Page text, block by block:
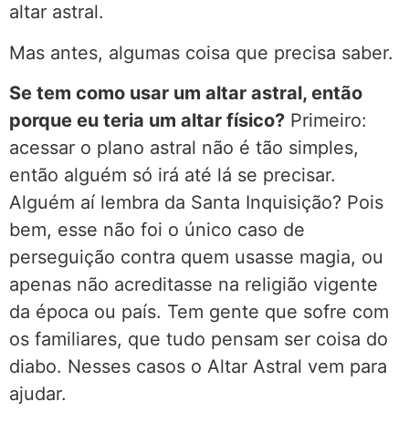
altar astral.
Mas antes, algumas coisa que precisa saber.
Se tem como usar um altar astral, então
porque eu teria um altar físico? Primeiro:
acessar o plano astral não é tão simples,
então alguém só irá até lá se precisar.
Alguém aí lembra da Santa Inquisição? Pois
bem, esse não foi o único caso de
perseguição contra quem usasse magia, ou
apenas não acreditasse na religião vigente
da época ou país. Tem gente que sofre com
os familiares, que tudo pensam ser coisa do
diabo. Nesses casos o Altar Astral vem para
ajudar.